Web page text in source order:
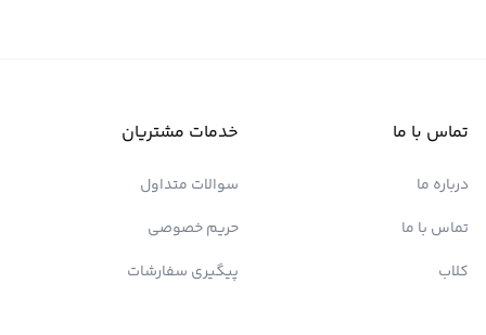
تماس با ما
درباره ما
تماس با ما
کلاب
خدمات مشتریان
سوالات متداول
حریم خصوصی
پیگیری سفارشات